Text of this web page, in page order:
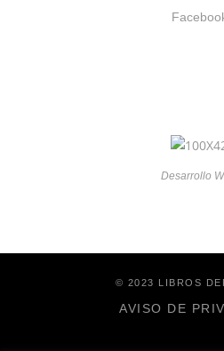
Desarrollo
© 2023 LIBROS
AVISO DE